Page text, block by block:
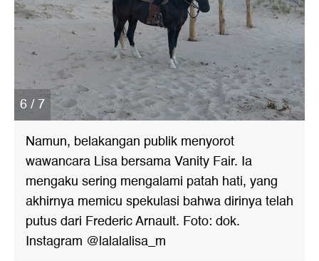
6 / 7
Namun, belakangan publik menyorot
wawancara Lisa bersama Vanity Fair. Ia
mengaku sering mengalami patah hati, yang
akhirnya memicu spekulasi bahwa dirinya telah
putus dari Frederic Arnault. Foto: dok.
Instagram @lalalalisa_m